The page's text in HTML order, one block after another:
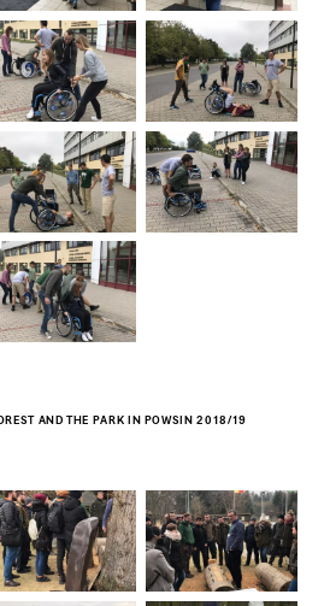
AND THE PARK IN POWSIN 2018/19